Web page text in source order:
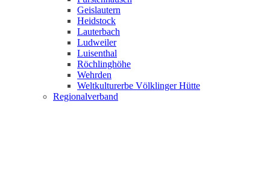
Geislautern
Heidstock
Lauterbach
Ludweiler
Luisenthal
Röchlinghöhe
Wehrden
Weltkulturerbe Völklinger Hütte
Regionalverband